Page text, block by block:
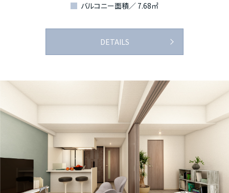
バルコニー面積／ 7.68㎡
DETAILS